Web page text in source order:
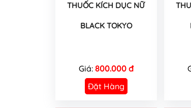
THUỐC KÍCH DỤC NỮ
BLACK TOKYO
Giá: 800.000 đ
Đặt Hàng